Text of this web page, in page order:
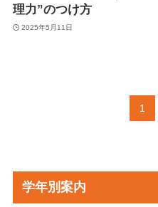
理力”のつけ方
2025年5月11日
1
学年別案内